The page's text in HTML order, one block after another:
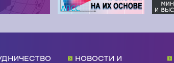
НОВОСТИ И